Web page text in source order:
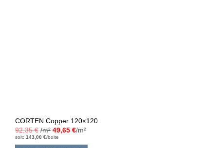
CORTEN Copper 120×120
92,35€ /m² 49,65€/m²
soit:143,00€/boite